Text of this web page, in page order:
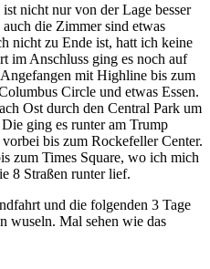
nicht nur von der Lage besser
die Zimmer sind etwas
nicht zu Ende ist, hatt ich keine
im Anschluss ging es noch auf
mit Highline bis zum
Circle und etwas Essen.
Ost durch den Central Park um
ging es runter am Trump
bis zum Rockefeller Center.
zum Times Square, wo ich mich
8 Straßen runter lief.
und die folgenden 3 Tage
wuseln. Mal sehen wie das